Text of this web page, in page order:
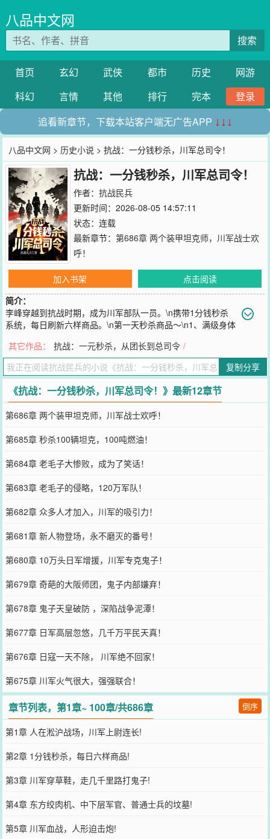
八品中文网
搜索
首页 玄幻 武侠 都市 历史
网游
科幻
言情 其他 排行 完本
登录
追看新章节，下载本站客户端无广告APP ↓↓↓
八品中文网 > 历史小说 > 抗战：一分钱秒杀，川军总司令！
抗战：一分钱秒杀，川军总司令！
作者： 抗战民兵
更新时间：2026-08-05 14:57:11
状态：连载
最新章节： 第686章 两个装甲坦克师，川军战士欢
呼！
加入书架
点击阅读
简介：
李峰穿越到抗战时期，成为川军部队一员。\n携带1分钱秒杀
系统，每日刷新六样商品。\n第一天秒杀商品～\n1、满级身体
\n4、战场全息视野地图。\n5、系统仓库。\n6、手榴弹50箱。\n……
\n第二天秒杀商品～\n1、中正式步枪300支~\n2、中正式步枪子弹5万
发~\n3、MG34通用机枪50挺~\n4、通用机枪子弹10万发~\n5、牛肉
罐头500箱~\n6、消炎药100盒~\n……\n只需1分钱，一次可以秒杀六
样商品。\n人人都看不起川军，偏偏川军最争气!\n一寸山河一寸血，
10万青年10万兵。\n川军，雄起!\n打爆鬼子，横推列强!
您要是觉得《抗战：一分钱秒杀，川军总司令！
忘记向您QQ群和微博微信里的朋友推荐哦！
其它作品： 抗战：一元秒杀，从团长到总司令 /
复制分享
《抗战：一分钱秒杀，川军总司令！》最新12章节
第686章 两个装甲坦克师，川军战士欢呼！
第685章 秒杀100辆坦克，100吨燃油！
第684章 老毛子大惨败，成为了笑话！
第683章 老毛子的侵略，120万军队！
第682章 众多人才加入，川军的吸引力！
第681章 新人物登场，永不磨灭的番号！
第680章 10万头日军增援，川军专克鬼子！
第679章 奇葩的大阪师团，鬼子内部嫌弃！
第678章 鬼子天皇破防 ，深陷战争泥潭！
第677章 日军高层忽悠，几千万平民天真！
第676章 日寇一天不除， 川军绝不回家！
第675章 川军火气很大，强强联合！
章节列表，第1章~ 100章/共686章 倒序
第1章 人在淞沪战场，川军上尉连长!
第2章 1分钱秒杀，每日六样商品!
第3章 川军穿草鞋，走几千里路打鬼子!
第4章 东方绞肉机、中下层军官、普通士兵的坟墓!
第5章 川军血战，人形迫击炮!